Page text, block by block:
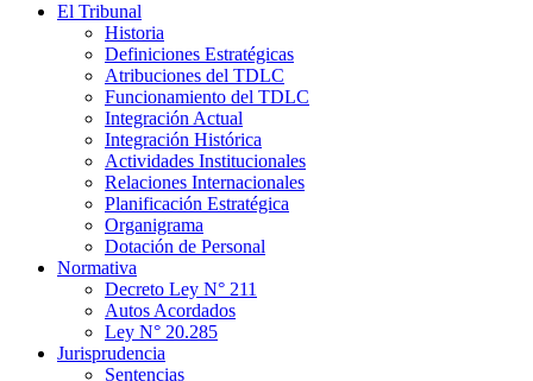
El Tribunal
Historia
Definiciones Estratégicas
Atribuciones del TDLC
Funcionamiento del TDLC
Integración Actual
Integración Histórica
Actividades Institucionales
Relaciones Internacionales
Planificación Estratégica
Organigrama
Dotación de Personal
Normativa
Decreto Ley N° 211
Autos Acordados
Ley N° 20.285
Jurisprudencia
Sentencias